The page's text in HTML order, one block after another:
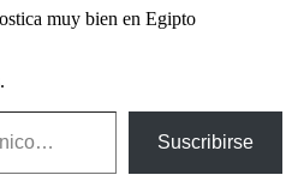
muy bien en Egipto
Suscribirse